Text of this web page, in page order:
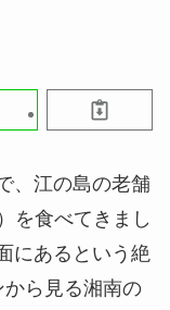
、江の島の老舗
を食べてきまし
にあるという絶
ら見る湘南の